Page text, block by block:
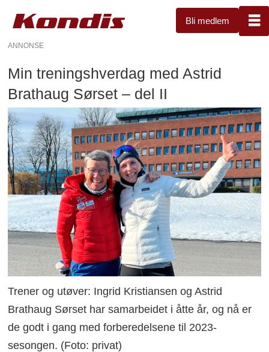
Bli medlem
ANNONSE
Min treningshverdag med Astrid
Brathaug Sørset – del II
Trener og utøver: Ingrid Kristiansen og Astrid
Brathaug Sørset har samarbeidet i åtte år, og nå er
de godt i gang med forberedelsene til 2023-
sesongen. (Foto: privat)